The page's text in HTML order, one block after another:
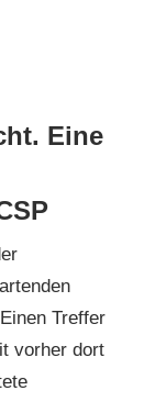
Eine
Treffer
vorher dort